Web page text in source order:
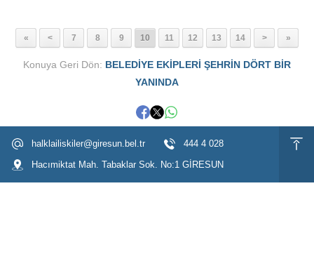
« < 7 8 9 10 11 12 13 14 > »
Konuya Geri Dön: BELEDİYE EKİPLERİ ŞEHRİN DÖRT BİR
YANINDA
halklailiskiler@giresun.bel.tr
444 4 028
Hacımiktat Mah. Tabaklar Sok. No:1 GİRESUN